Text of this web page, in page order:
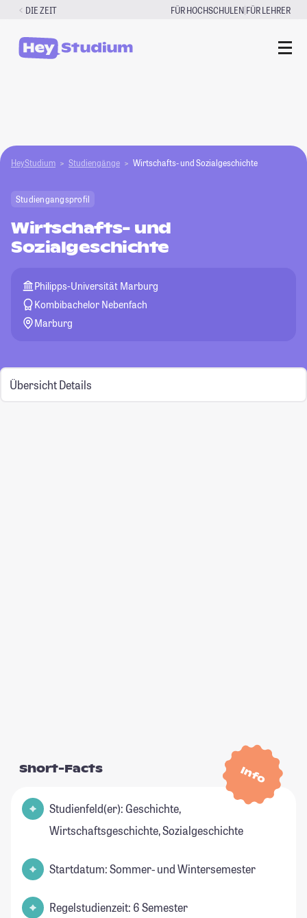
Zum
springen
DIE ZEIT FÜR HOCHSCHULEN|FÜR LEHRER
HeyStudium Studiengänge Wirtschafts- und Sozialgeschichte
Studiengangsprofil
Wirtschafts- und
Sozialgeschichte
Philipps-Universität Marburg
Kombibachelor Nebenfach
Marburg
Übersicht Details
Info
Short-Facts
Studienfeld(er): Geschichte,
Wirtschaftsgeschichte, Sozialgeschichte
Startdatum: Sommer- und Wintersemester
Regelstudienzeit: 6 Semester